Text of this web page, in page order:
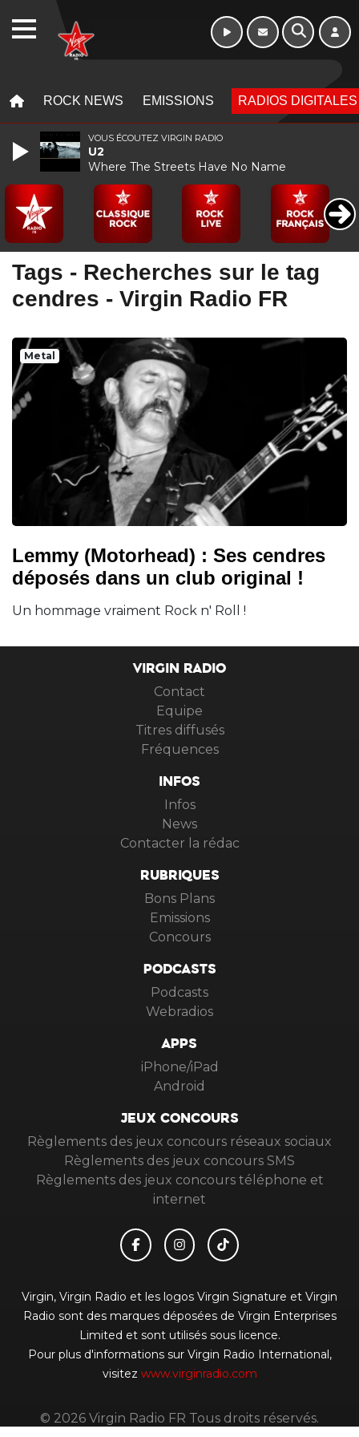
ROCK NEWS EMISSIONS RADIOS DIGITALES
Tags - Recherches sur le tag
cendres - Virgin Radio FR
Metal
Lemmy (Motorhead) : Ses cendres
déposés dans un club original !
Un hommage vraiment Rock n' Roll !
VIRGIN RADIO
Contact
Equipe
Titres diffusés
Fréquences
INFOS
Infos
News
Contacter la rédac
RUBRIQUES
Bons Plans
Emissions
Concours
PODCASTS
Podcasts
Webradios
APPS
iPhone/iPad
Android
JEUX CONCOURS
Règlements des jeux concours réseaux sociaux
Règlements des jeux concours SMS
Règlements des jeux concours téléphone et
internet
Virgin, Virgin Radio et les logos Virgin Signature et Virgin
Radio sont des marques déposées de Virgin Enterprises
Limited et sont utilisés sous licence.
Pour plus d'informations sur Virgin Radio International,
visitez www.virginradio.com
© 2026 Virgin Radio FR Tous droits réservés.
VOUS ÉCOUTEZ VIRGIN RADIO
U2
Where The Streets Have No Name
WEBRADIO